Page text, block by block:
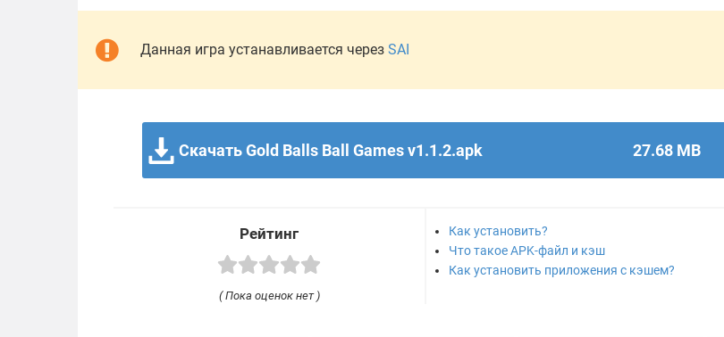
Данная игра устанавливается через SAI
Скачать Gold Balls Ball Games v1.1.2.apk 27.68 MB
Рейтинг
( Пока оценок нет )
Как установить?
Что такое APK-файл и кэш
Как установить приложения с кэшем?